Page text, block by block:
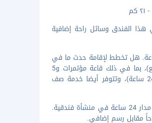
هذا الفندق وسائل راحة إضافية
المميزة مركز لرجال الأعمال وجرائد مجانية في الردهة ومكتب استقبال مفتوح 24 ساعة. هل تخطط لإقامة حدث ما في
ماكاسار؟ تحتوي هذه المنشأة السياحة على مرافق احتفالات بمساحة 10738 قدم مربع (998 متر مربع)، بما في ذلك قاعة مؤتمرات و5
قاعات اجتماعات. يتم تأمين حافلة للتوصيل من وإلى المطار لقاء تكلفة إضافية (متوفرة على مدار 24 ساعة)، وتتوفر أيضا خدمة صف
استمتع بوجبة في مطعم Gallery Restaurant، أو أقم هنا للاسترخاء والاستفادة من خدمة الغرف على مدار 24 ساعة في منشأة فندقية.